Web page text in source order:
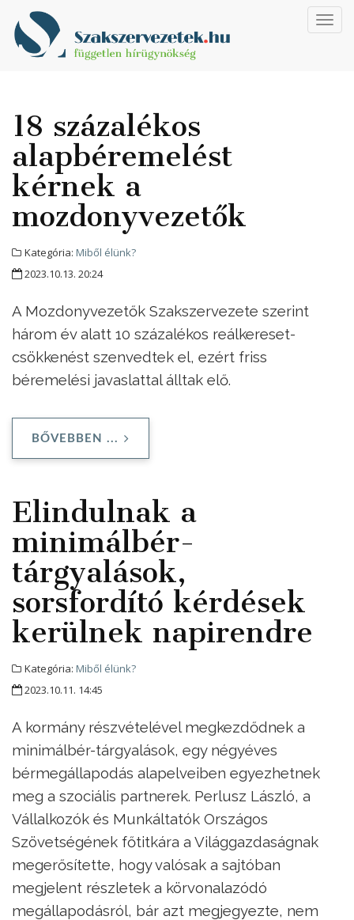
18 százalékos
alapbéremelést
kérnek a
mozdonyvezetők
Kategória: Miből élünk?
2023.10.13. 20:24
A Mozdonyvezetők Szakszervezete szerint
három év alatt 10 százalékos reálkereset-
csökkenést szenvedtek el, ezért friss
béremelési javaslattal álltak elő.
BŐVEBBEN ...
Elindulnak a
minimálbér-
tárgyalások,
sorsfordító kérdések
kerülnek napirendre
Kategória: Miből élünk?
2023.10.11. 14:45
A kormány részvételével megkezdődnek a
minimálbér-tárgyalások, egy négyéves
bérmegállapodás alapelveiben egyezhetnek
meg a szociális partnerek. Perlusz László, a
Vállalkozók és Munkáltatók Országos
Szövetségének főtitkára a Világgazdaságnak
megerősítette, hogy valósak a sajtóban
megjelent részletek a körvonalazódó
megállapodásról, bár azt megjegyezte, nem